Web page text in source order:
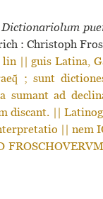
Dictionariolum
: Christoph
|| guis Latina,
; sunt
sumant ad
discant. ||
|| nem